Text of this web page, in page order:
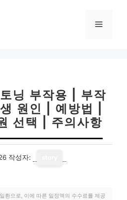
메
닝 부작용 | 부작
원인 | 예방법 |
선택 | 주의사항
작성자:
환으로, 이에 따른 일정액의 수수료를 제공